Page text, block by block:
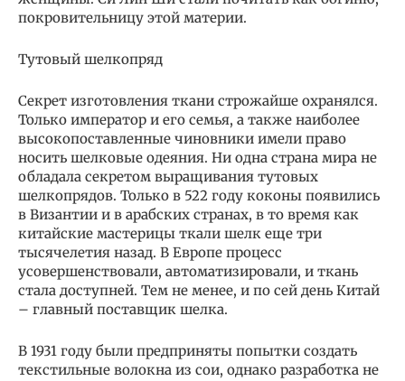
покровительницу этой материи.
Тутовый шелкопряд
Секрет изготовления ткани строжайше охранялся.
Только император и его семья, а также наиболее
высокопоставленные чиновники имели право
носить шелковые одеяния. Ни одна страна мира не
обладала секретом выращивания тутовых
шелкопрядов. Только в 522 году коконы появились
в Византии и в арабских странах, в то время как
китайские мастерицы ткали шелк еще три
тысячелетия назад. В Европе процесс
усовершенствовали, автоматизировали, и ткань
стала доступней. Тем не менее, и по сей день Китай
– главный поставщик шелка.
В 1931 году были предприняты попытки создать
текстильные волокна из сои, однако разработка не